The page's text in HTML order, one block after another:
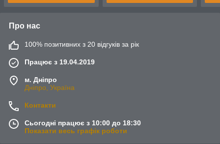
Про нас
100% позитивних з 20 відгуків за рік
Працює з 19.04.2019
м. Дніпро
Дніпро, Україна
Контакти
Сьогодні працює з 10:00 до 18:30
Показати весь графік роботи